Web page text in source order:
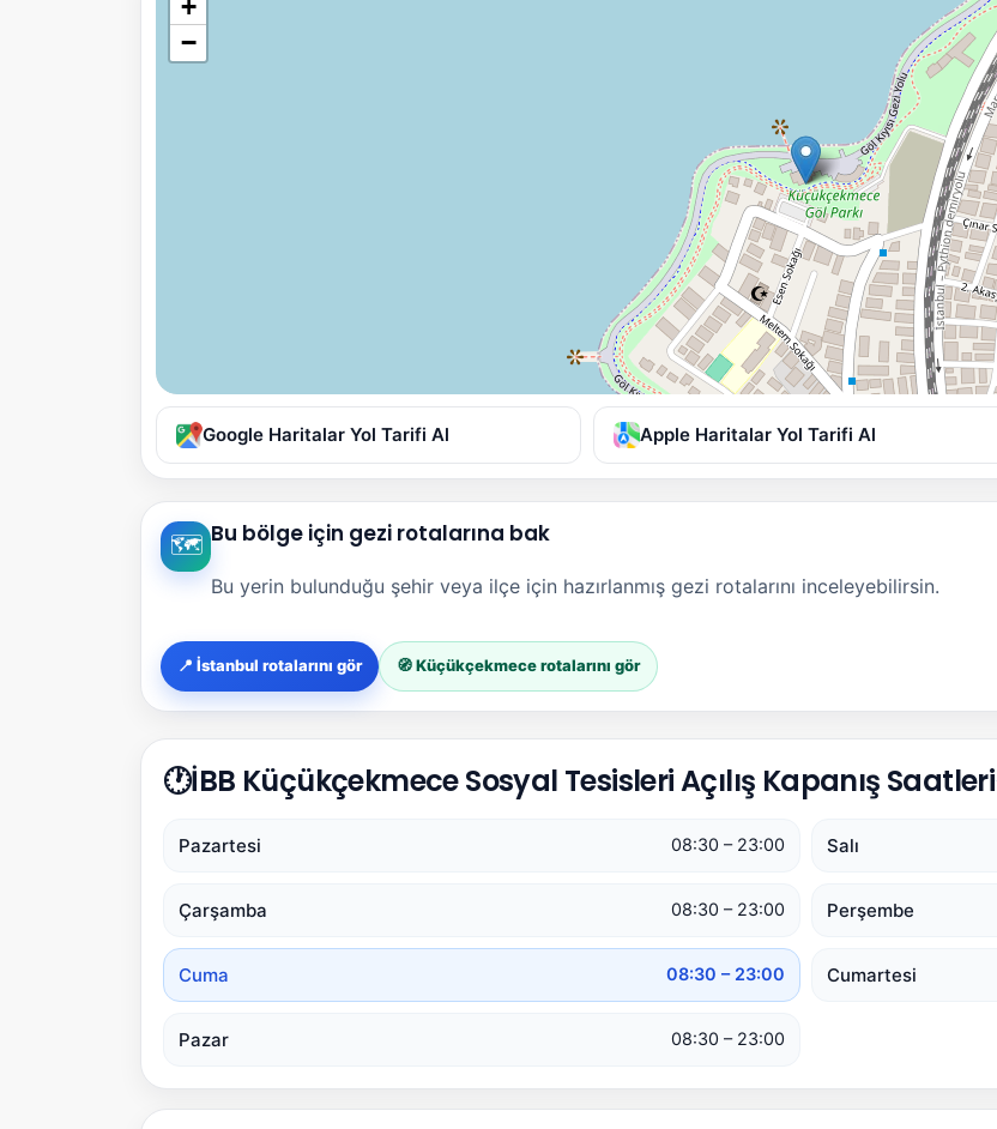
+
−
Google Haritalar Yol Tarifi Al Apple Haritalar Yol Tarifi Al
🗺️ Bu bölge için gezi rotalarına bak
Bu yerin bulunduğu şehir veya ilçe için hazırlanmış gezi rotalarını inceleyebilirsin.
📍 İstanbul rotalarını gör 🧭 Küçükçekmece rotalarını gör
🕐İBB Küçükçekmece Sosyal Tesisleri Açılış Kapanış Saatleri
Pazartesi 08:30 – 23:00 Salı
Çarşamba 08:30 – 23:00 Perşembe
Cuma 08:30 – 23:00 Cumartesi
Pazar 08:30 – 23:00